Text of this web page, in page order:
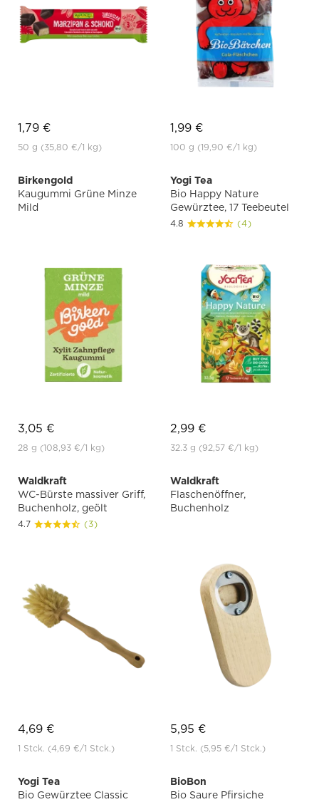
1,79 €
50 g (35,80 €/1 kg)
1,99 €
100 g (19,90 €/1 kg)
Birkengold
Kaugummi Grüne Minze
Mild
3,05 €
28 g (108,93 €/1 kg)
Yogi Tea
Bio Happy Nature
Gewürztee, 17 Teebeutel
4.8 (4)
2,99 €
32.3 g (92,57 €/1 kg)
Waldkraft
WC-Bürste massiver Griff,
Buchenholz, geölt
4.7 (3)
4,69 €
1 Stck. (4,69 €/1 Stck.)
Waldkraft
Flaschenöffner,
Buchenholz
5,95 €
1 Stck. (5,95 €/1 Stck.)
Yogi Tea
Bio Gewürztee Classic
BioBon
Bio Saure Pfirsiche